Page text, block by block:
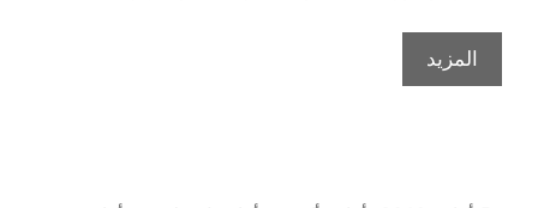
المزيد